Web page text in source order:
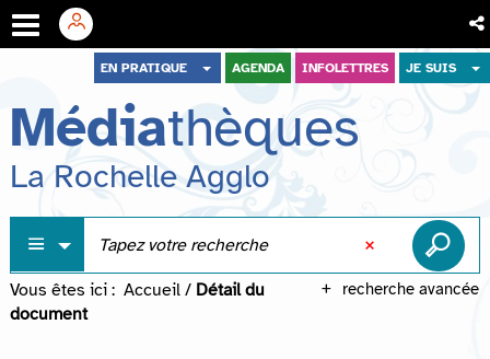
menu
contenu
recherche
EN PRATIQUE AGENDA INFOLETTRES JE SUIS
Médiathèques
La Rochelle Agglo
recherche avancée
Vous êtes ici : Accueil / Détail du
document